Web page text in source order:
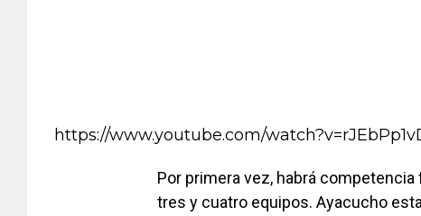
https://www.youtube.com/
Por primera vez, habrá
tres y cuatro equipos. Ayacucho